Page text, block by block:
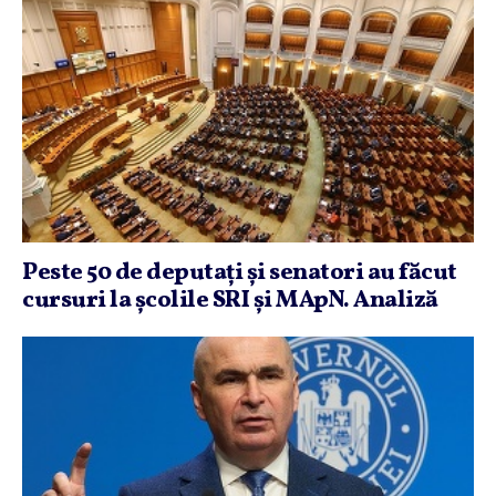
Peste 50 de deputaţi şi senatori au făcut
cursuri la şcolile SRI şi MApN. Analiză